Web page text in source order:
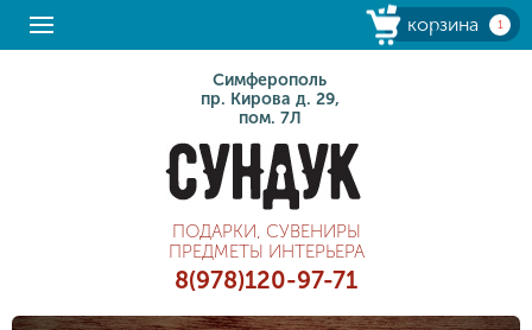
корзина 1
Симферополь
пр. Кирова д. 29,
пом. 7Л
ПОДАРКИ, СУВЕНИРЫ
ПРЕДМЕТЫ ИНТЕРЬЕРА
8(978)120-97-71